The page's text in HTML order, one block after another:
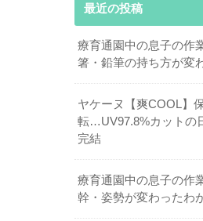
最近の投稿
療育通園中の息子の作
箸・鉛筆の持ち方が変
ヤケーヌ【爽COOL】
転…UV97.8%カットの
完結
療育通園中の息子の作
幹・姿勢が変わったわ